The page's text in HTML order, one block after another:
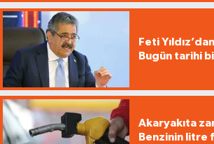
Feti
Bugün tarihi
Akaryakıta
Benzinin litre